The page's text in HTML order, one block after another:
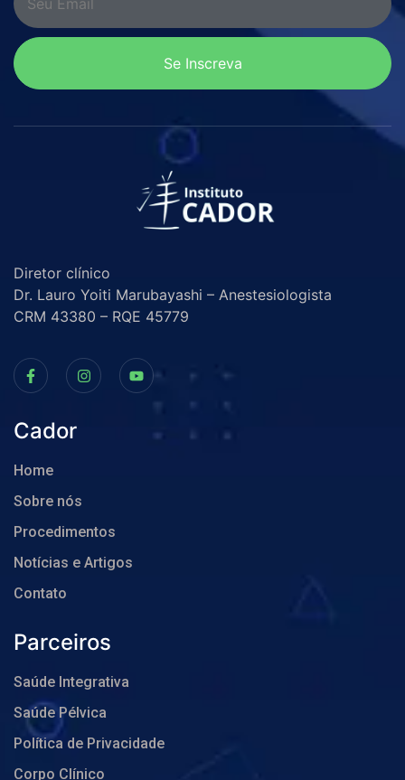
Se Inscreva
Diretor clínico
Dr. Lauro Yoiti Marubayashi – Anestesiologista
CRM 43380 – RQE 45779
Cador
Home
Sobre nós
Procedimentos
Notícias e Artigos
Contato
Parceiros
Saúde Integrativa
Saúde Pélvica
Política de Privacidade
Corpo Clínico